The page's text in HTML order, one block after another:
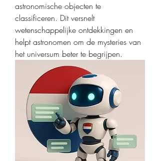
astronomische objecten te
classificeren. Dit versnelt
wetenschappelijke ontdekkingen en
helpt astronomen om de mysteries van
het universum beter te begrijpen.